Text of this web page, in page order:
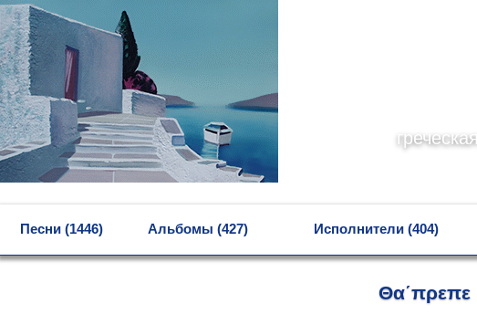
Песни (1446) Альбомы (427) Исполнители (404)
Θα΄πρεπε